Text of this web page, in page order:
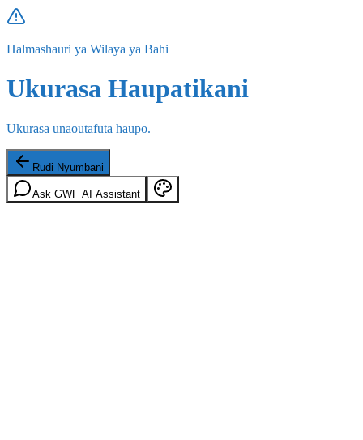
Halmashauri ya Wilaya ya Bahi
Ukurasa Haupatikani
Ukurasa unaoutafuta haupo.
Rudi Nyumbani
Ask GWF AI Assistant